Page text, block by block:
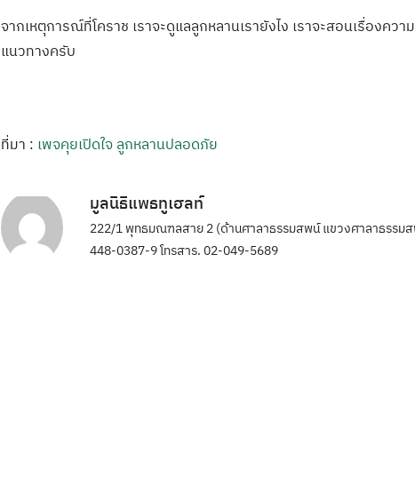
จากเหตุการณ์ที่โคราช เราจะดูแลลูกหลานเรายังไง เราจะสอนเรื่องควา
แนวทางครับ
ที่มา : เพจคุยเปิดใจ ลูกหลานปลอดภัย
มูลนิธิแพธทูเฮลท์
222/1 พุทธมณฑลสาย 2 (ด้านศาลาธรรมสพน์ แขวงศาลาธรรม
448-0387-9 โทรสาร. 02-049-5689